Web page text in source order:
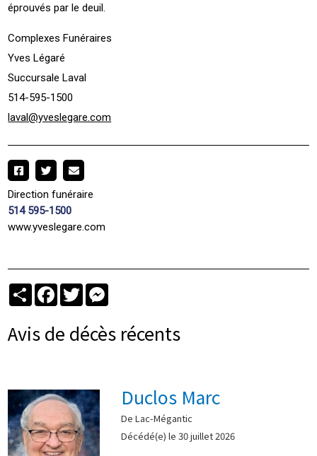
éprouvés par le deuil.
Complexes Funéraires
Yves Légaré
Succursale Laval
514-595-1500
laval@yveslegare.com
Direction funéraire
514 595-1500
www.yveslegare.com
PartagerFacebook
Twitter
Avis de décès récents
Duclos Marc
De Lac-Mégantic
Décédé(e) le 30 juillet 2026